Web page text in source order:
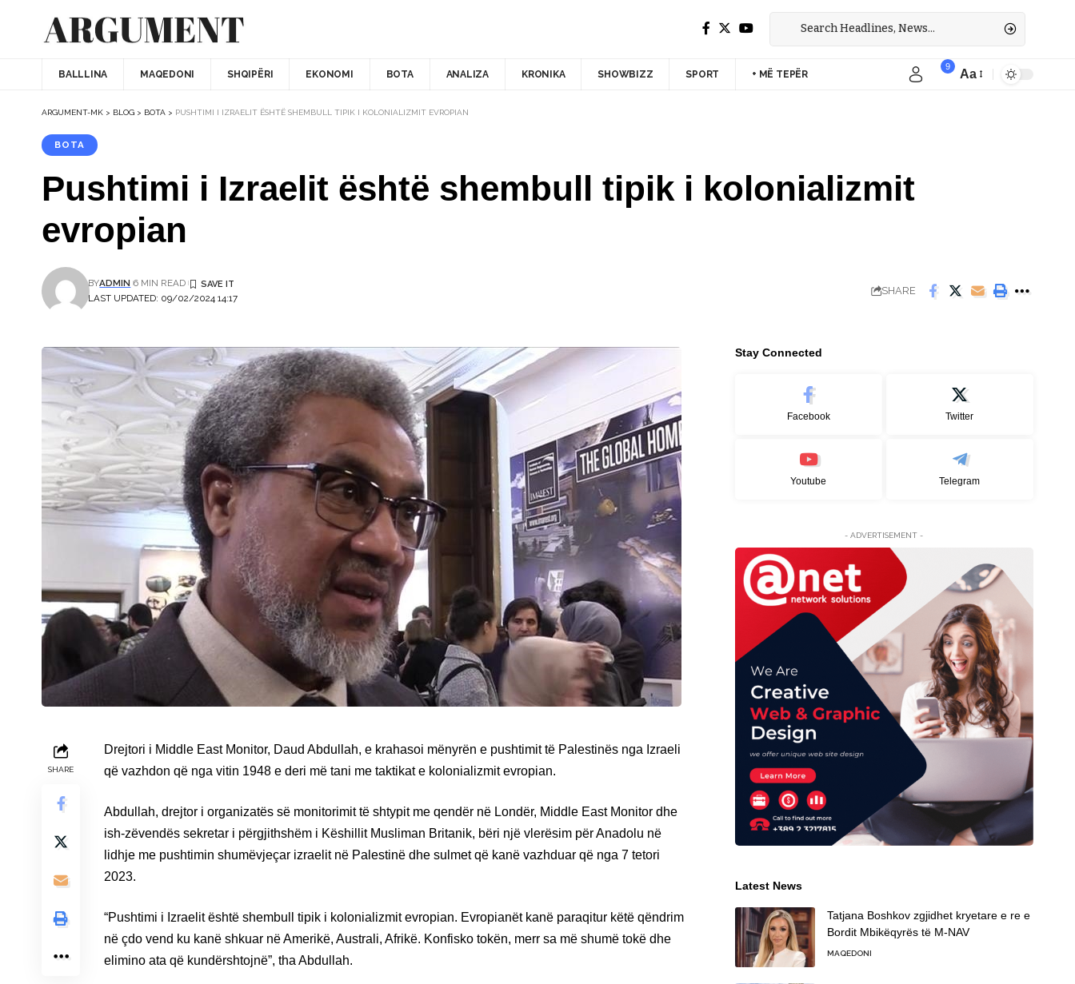
BALLLINA MAQEDONI SHQIPËRI EKONOMI BOTA ANALIZA KRONIKA SHOWBIZZ SPORT + MË TEPËR
9
Aa
ARGUMENT-MK > BLOG > BOTA > PUSHTIMI I IZRAELIT ËSHTË SHEMBULL TIPIK I KOLONIALIZMIT EVROPIAN
BOTA
Pushtimi i Izraelit është shembull tipik i kolonializmit
evropian
LAST UPDATED: 09/02/2024 14:17
BYADMIN 6 MIN READ
SHARE
SHARE
Drejtori i Middle East Monitor, Daud Abdullah, e krahasoi mënyrën e pushtimit të Palestinës nga Izraeli
që vazhdon që nga vitin 1948 e deri më tani me taktikat e kolonializmit evropian.
Abdullah, drejtor i organizatës së monitorimit të shtypit me qendër në Londër, Middle East Monitor dhe
ish-zëvendës sekretar i përgjithshëm i Këshillit Musliman Britanik, bëri një vlerësim për Anadolu në
lidhje me pushtimin shumëvjeçar izraelit në Palestinë dhe sulmet që kanë vazhduar që nga 7 tetori
2023.
“Pushtimi i Izraelit është shembull tipik i kolonializmit evropian. Evropianët kanë paraqitur këtë qëndrim
në çdo vend ku kanë shkuar në Amerikë, Australi, Afrikë. Konfisko tokën, merr sa më shumë tokë dhe
elimino ata që kundërshtojnë”, tha Abdullah.
Stay Connected
Facebook Twitter
Youtube Telegram
- ADVERTISEMENT -
Latest News
Tatjana Boshkov zgjidhet kryetare e re e
Bordit Mbikëqyrës të M-NAV
MAQEDONI